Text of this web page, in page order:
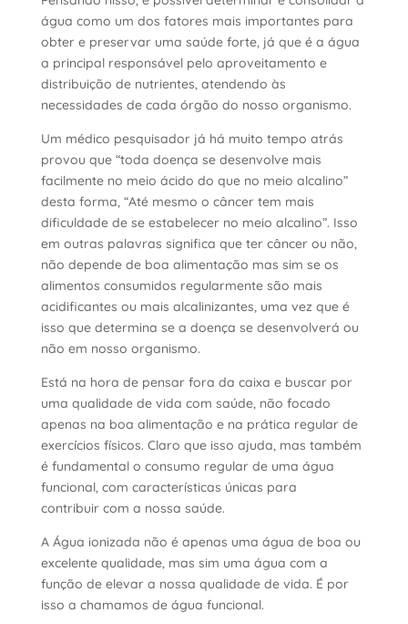
água como um dos fatores mais importantes para
obter e preservar uma saúde forte, já que é a água
a principal responsável pelo aproveitamento e
distribuição de nutrientes, atendendo às
necessidades de cada órgão do nosso organismo.
Um médico pesquisador já há muito tempo atrás
provou que “toda doença se desenvolve mais
facilmente no meio ácido do que no meio alcalino”
desta forma, “Até mesmo o câncer tem mais
dificuldade de se estabelecer no meio alcalino”. Isso
em outras palavras significa que ter câncer ou não,
não depende de boa alimentação mas sim se os
alimentos consumidos regularmente são mais
acidificantes ou mais alcalinizantes , uma vez que é
isso que determina se a doença se desenvolverá ou
não em nosso organismo.
Está na hora de pensar fora da caixa e buscar por
uma qualidade de vida com saúde, não focado
apenas na boa alimentação e na prática regular de
exercícios físicos. Claro que isso ajuda, mas também
é fundamental o consumo regular de uma água
funcional, com características únicas para
contribuircom a nossa saúde.
A Água ionizada não é apenas uma água de boa ou
excelente qualidade, mas sim uma água com a
função de elevar a nossa qualidade de vida. É por
isso a chamamos de água funcional.